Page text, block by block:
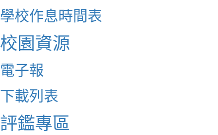
學校作息時間表
校園資源
電子報
下載列表
評鑑專區